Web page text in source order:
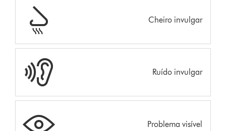
Cheiro invulgar
Ruído invulgar
Problema visível